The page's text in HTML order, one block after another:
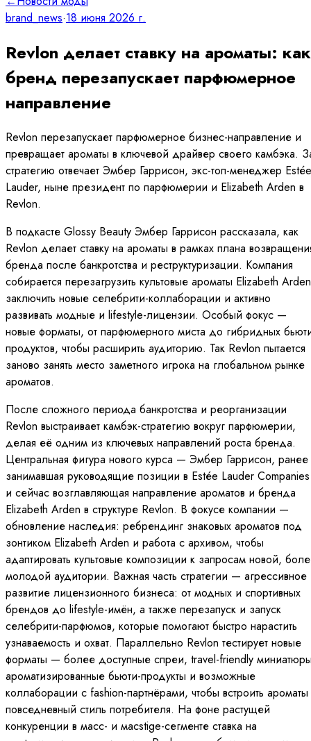
brand_news·18 июня 2026 г.
Revlon делает ставку на ароматы: как
бренд перезапускает парфюмерное
направление
Revlon перезапускает парфюмерное бизнес-направление и
превращает ароматы в ключевой драйвер своего камбэка.
стратегию отвечает Эмбер Гаррисон, экс-топ-менеджер Estée
Lauder, ныне президент по парфюмерии и Elizabeth Arden в
Revlon.
В подкасте Glossy Beauty Эмбер Гаррисон рассказала, как
Revlon делает ставку на ароматы в рамках плана
бренда после банкротства и реструктуризации. Компания
собирается перезагрузить культовые ароматы Elizabeth
заключить новые селебрити-коллаборации и активно
развивать модные и lifestyle-лицензии. Особый фокус —
новые форматы, от парфюмерного миста до гибридных
продуктов, чтобы расширить аудиторию. Так Revlon пытается
заново занять место заметного игрока на глобальном рынке
ароматов.
После сложного периода банкротства и реорганизации
Revlon выстраивает камбэк-стратегию вокруг парфюмерии,
делая её одним из ключевых направлений роста бренда.
Центральная фигура нового курса — Эмбер Гаррисон, ранее
занимавшая руководящие позиции в Estée Lauder Companies
и сейчас возглавляющая направление ароматов и бренда
Elizabeth Arden в структуре Revlon. В фокусе компании —
обновление наследия: ребрендинг знаковых ароматов под
зонтиком Elizabeth Arden и работа с архивом, чтобы
адаптировать культовые композиции к запросам новой,
молодой аудитории. Важная часть стратегии — агрессивное
развитие лицензионного бизнеса: от модных и спортивных
брендов до lifestyle-имён, а также перезапуск и запуск
селебрити-парфюмов, которые помогают быстро нарастить
узнаваемость и охват. Параллельно Revlon тестирует новые
форматы — более доступные спреи, travel-friendly
ароматизированные бьюти-продукты и возможные
коллаборации с fashion-партнёрами, чтобы встроить ароматы
повседневный стиль потребителя. На фоне растущей
конкуренции в масс- и масstige-сегменте ставка на